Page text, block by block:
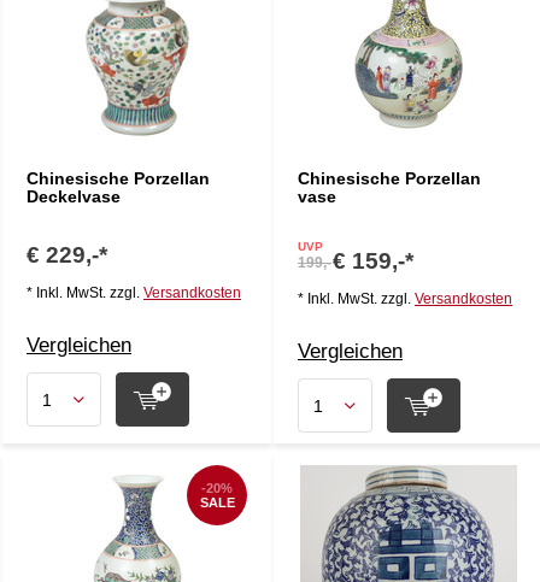
Chinesische Porzellan
Deckelvase
€ 229,-*
* Inkl. MwSt. zzgl. Versandkosten
Vergleichen
Chinesische Porzellan
vase
UVP
199,-€ 159,-*
* Inkl. MwSt. zzgl. Versandkosten
Vergleichen
-20%
SALE